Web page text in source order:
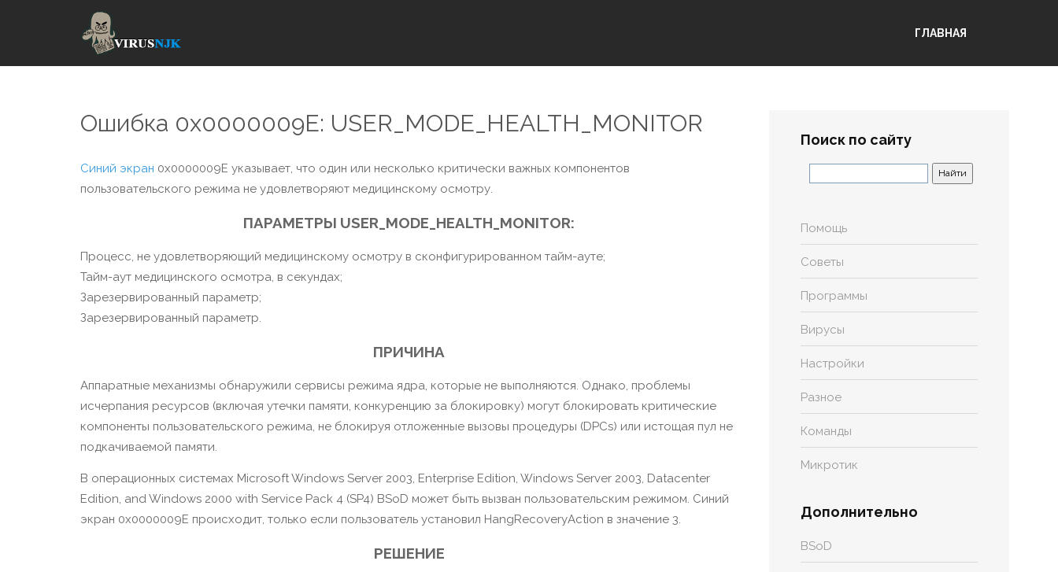
ГЛАВНАЯ
Ошибка 0x0000009E: USER_MODE_HEALTH_MONITOR
Синий экран 0x0000009E указывает, что один или несколько критически важных компонентов
пользовательского режима не удовлетворяют медицинскому осмотру.
ПАРАМЕТРЫ USER_MODE_HEALTH_MONITOR:
Процесс, не удовлетворяющий медицинскому осмотру в сконфигурированном тайм-ауте;
Тайм-аут медицинского осмотра, в секундах;
Зарезервированный параметр;
Зарезервированный параметр.
ПРИЧИНА
Аппаратные механизмы обнаружили сервисы режима ядра, которые не выполняются. Однако, проблемы
исчерпания ресурсов (включая утечки памяти, конкуренцию за блокировку) могут блокировать критические
компоненты пользовательского режима, не блокируя отложенные вызовы процедуры (DPCs) или истощая пул не
подкачиваемой памяти.
В операционных системах Microsoft Windows Server 2003, Enterprise Edition, Windows Server 2003, Datacenter
Edition, and Windows 2000 with Service Pack 4 (SP4) BSoD может быть вызван пользовательским режимом. Синий
экран 0x0000009E происходит, только если пользователь установил HangRecoveryAction в значение 3.
РЕШЕНИЕ
Поиск по сайту
Помощь
Советы
Программы
Вирусы
Настройки
Разное
Команды
Микротик
Дополнительно
BSoD